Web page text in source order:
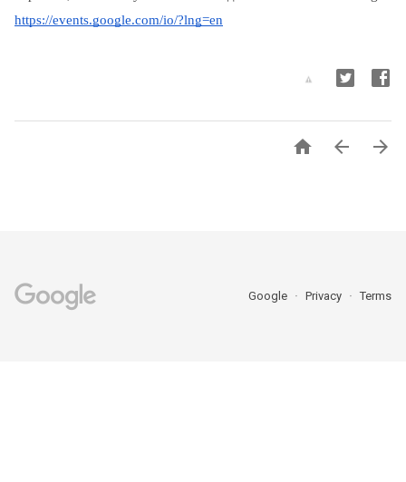
https://events.google.com/io/?lng=en
  
Google Privacy Terms